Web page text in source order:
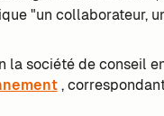
"un collaborateur,
la société de conseil
,